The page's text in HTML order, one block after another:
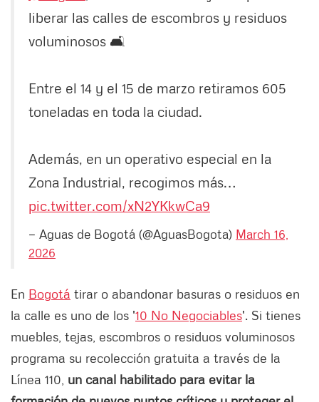
liberar las calles de escombros y residuos
voluminosos 🛋️
Entre el 14 y el 15 de marzo retiramos 605
toneladas en toda la ciudad.
Además, en un operativo especial en la
Zona Industrial, recogimos más…
pic.twitter.com/xN2YKkwCa9
— Aguas de Bogotá (@AguasBogota) March 16,
2026
En Bogotá tirar o abandonar basuras o residuos en
la calle es uno de los '10 No Negociables'. Si tienes
muebles, tejas, escombros o residuos voluminosos
programa su recolección gratuita a través de la
Línea 110, un canal habilitado para evitar la